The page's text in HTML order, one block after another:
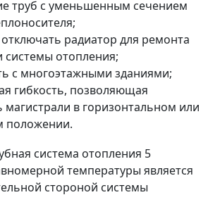
труб с уменьшенным сечением
радиатор для ремонта
системы отопления;
с многоэтажными зданиями;
гибкость, позволяющая
магистрали в горизонтальном или
положении.
температуры является
стороной системы